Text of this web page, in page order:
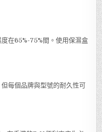
在65%-75%間。使用保濕盒
每個品牌與型號的耐久性可